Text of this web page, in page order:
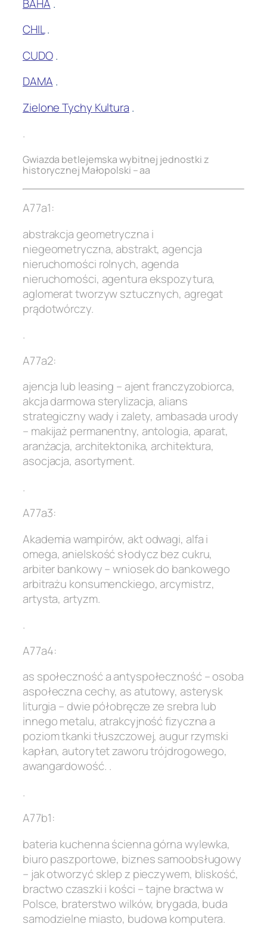
BAHA .
CHIL.
CUDO .
DAMA .
Zielone Tychy Kultura .
.
Gwiazda betlejemska wybitnej jednostki z
historycznej Małopolski – aa
A77a1:
abstrakcja geometryczna i
niegeometryczna, abstrakt, agencja
nieruchomości rolnych, agenda
nieruchomości, agentura ekspozytura,
aglomerat tworzyw sztucznych, agregat
prądotwórczy.
.
A77a2:
ajencja lub leasing – ajent franczyzobiorca,
akcja darmowa sterylizacja, alians
strategiczny wady i zalety, ambasada urody
– makijaż permanentny, antologia, aparat,
aranżacja, architektonika, architektura,
asocjacja, asortyment.
.
A77a3:
Akademia wampirów, akt odwagi, alfa i
omega, anielskość słodycz bez cukru,
arbiter bankowy – wniosek do bankowego
arbitrażu konsumenckiego, arcymistrz,
artysta, artyzm.
.
A77a4:
as społeczność a antyspołeczność – osoba
aspołeczna cechy, as atutowy, asterysk
liturgia – dwie półobręcze ze srebra lub
innego metalu, atrakcyjność fizyczna a
poziom tkanki tłuszczowej, augur rzymski
kapłan, autorytet zaworu trójdrogowego,
awangardowość. .
.
A77b1:
bateria kuchenna ścienna górna wylewka,
biuro paszportowe, biznes samoobsługowy
– jak otworzyć sklep z pieczywem, bliskość,
bractwo czaszki i kości – tajne bractwa w
Polsce, braterstwo wilków, brygada, buda
samodzielne miasto, budowa komputera.